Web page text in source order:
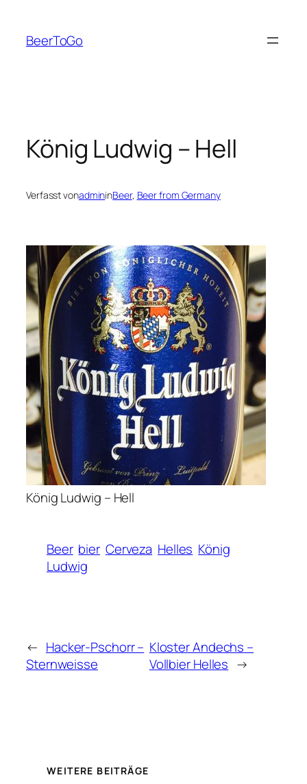
springen
BeerToGo
König Ludwig – Hell
Verfasst vonadmininBeer, Beer from Germany
König Ludwig – Hell
Beer bier Cerveza Helles König
Ludwig
← Hacker-Pschorr –
Sternweisse
Kloster Andechs –
Vollbier Helles →
WEITERE BEITRÄGE